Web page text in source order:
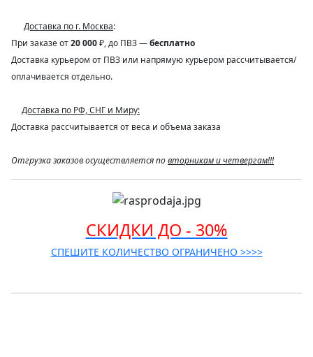
Доставка по г. Москва:
При заказе от20 000₽, до ПВЗ —бесплатно
Доставка курьером от ПВЗ или напрямую курьером рассчитывается/
оплачивается отдельно.
Доставка по РФ, СНГ и Миру:
Доставка рассчитывается от веса и объема заказа
Отгрузка заказов осуществляется повторникам и четвергам!!!
СКИДКИ ДО - 30%
СПЕШИТЕ КОЛИЧЕСТВО ОГРАНИЧЕНО >>>>